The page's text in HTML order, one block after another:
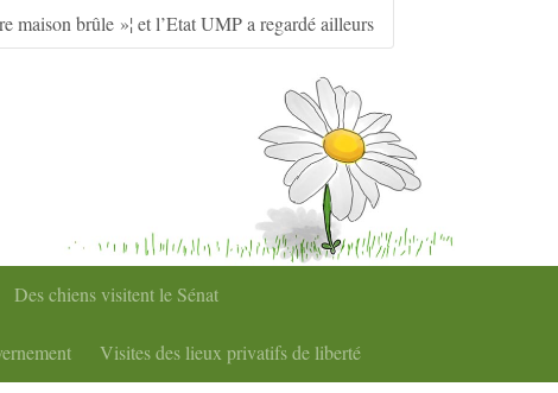
Des chiens visitent le Sénat
Visites des lieux privatifs de liberté
maison brûle »¦ et l’Etat UMP a regardé ailleurs